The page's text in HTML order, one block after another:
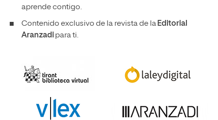
aprende contigo.
Contenido exclusivo de la revista de la Editorial
Aranzadi para ti.